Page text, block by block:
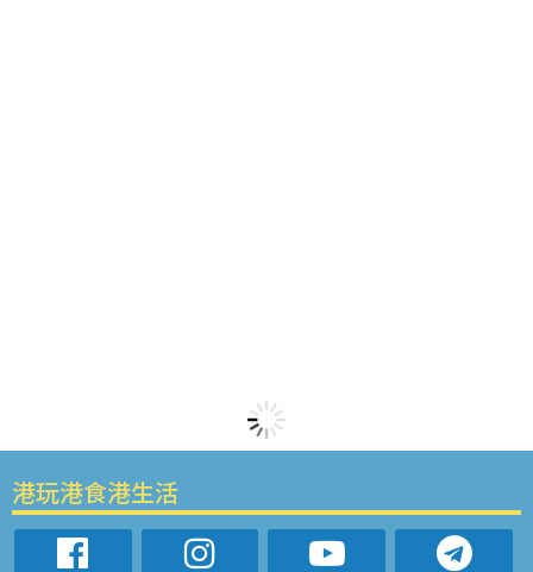
港玩港食港生活